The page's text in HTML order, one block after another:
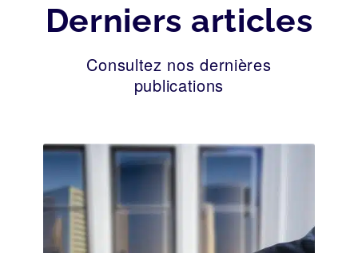
Derniers articles
Consultez nos dernières
publications